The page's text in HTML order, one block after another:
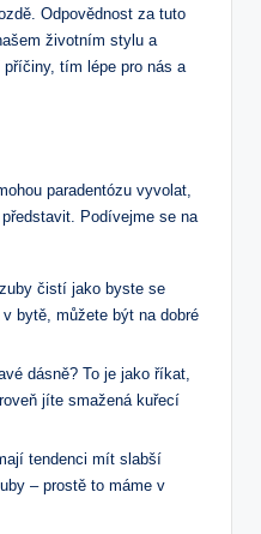
Odpovědnost za tuto
životním stylu a
tím lépe pro nás a
paradentózu vyvolat,
Podívejme se na
čistí jako byste se
bytě, můžete být na dobré
dásně? To je jako říkat,
jíte smažená kuřecí
tendenci mít slabší
– prostě to máme v